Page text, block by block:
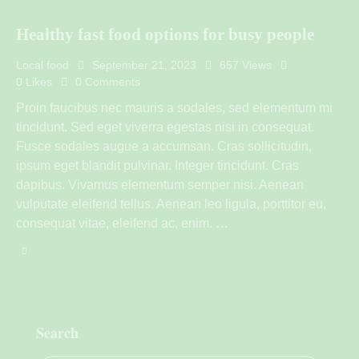
Healthy fast food options for busy people
Local food September 21, 2023 657 Views
0 Likes 0 Comments
Proin faucibus nec mauris a sodales, sed elementum mi
tincidunt. Sed eget viverra egestas nisi in consequat.
Fusce sodales augue a accumsan. Cras sollicitudin,
ipsum eget blandit pulvinar. Integer tincidunt. Cras
dapibus. Vivamus elementum semper nisi. Aenean
vulputate eleifend tellus. Aenean leo ligula, porttitor eu,
consequat vitae, eleifend ac, enim. …
Search